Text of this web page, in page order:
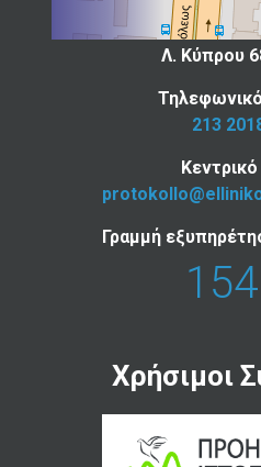
Ελληνικού -
Λ. Κύπρου
213
Γραμμή
Χρήσιμοι